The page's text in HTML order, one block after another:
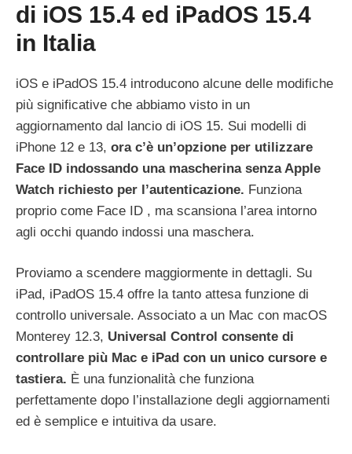
di iOS 15.4 ed iPadOS 15.4
in Italia
iOS e iPadOS 15.4 introducono alcune delle modifiche
più significative che abbiamo visto in un
aggiornamento dal lancio di iOS 15. Sui modelli di
iPhone 12 e 13, ora c’è un’opzione per utilizzare
Face ID indossando una mascherina senza Apple
Watch richiesto per l’autenticazione. Funziona
proprio come Face ID , ma scansiona l’area intorno
agli occhi quando indossi una maschera.
Proviamo a scendere maggiormente in dettagli. Su
‌iPad‌, iPadOS 15.4 offre la tanto attesa funzione di
controllo universale. Associato a un Mac con macOS
Monterey 12.3, Universal Control consente di
controllare più Mac e iPad con un unico cursore e
tastiera. È una funzionalità che funziona
perfettamente dopo l’installazione degli aggiornamenti
ed è semplice e intuitiva da usare.